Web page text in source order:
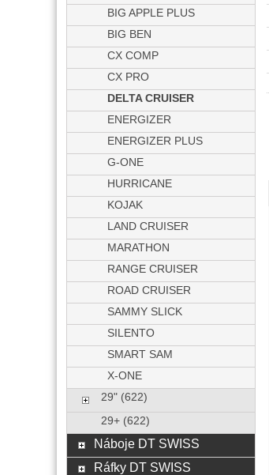
BIG APPLE PLUS
BIG BEN
CX COMP
CX PRO
DELTA CRUISER
ENERGIZER
ENERGIZER PLUS
G-ONE
HURRICANE
KOJAK
LAND CRUISER
MARATHON
RANGE CRUISER
ROAD CRUISER
SAMMY SLICK
SILENTO
SMART SAM
X-ONE
29" (622)
29+ (622)
Náboje DT SWISS
Ráfky DT SWISS